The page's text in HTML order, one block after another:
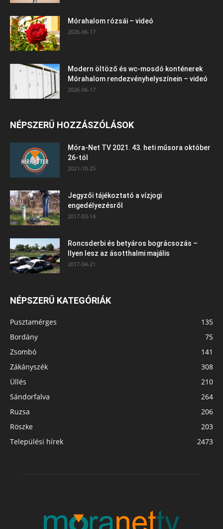
Mórahalom rózsái – videó
2026-06-17
Modern öltöző és wc-mosdó konténerek
Mórahalom rendezvényhelyszínein – videó
2026-06-17
NÉPSZERŰ HOZZÁSZÓLÁSOK
Móra-Net TV 2021. 43. heti műsora október
26-tól
2021-10-25
Jegyzői tájékoztató a vízjogi
engedélyezésről
2017-03-14
Roncsderbi és betyáros bográcsozás –
Ilyen lesz az ásotthalmi majális
2017-04-21
NÉPSZERŰ KATEGÓRIÁK
Pusztamérges
135
Bordány
75
Zsombó
141
Zákányszék
308
Üllés
210
Sándorfalva
264
Ruzsa
206
Röszke
203
Települési hírek
2473